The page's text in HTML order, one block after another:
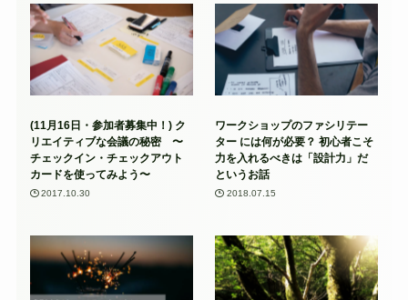
(11月16日・参加者募集中！) ク
リエイティブな会議の秘密 〜
チェックイン・チェックアウト
カードを使ってみよう〜
2017.10.30
ワークショップのファシリテー
ター には何が必要？ 初心者こそ
力を入れるべきは「設計力」だ
というお話
2018.07.15